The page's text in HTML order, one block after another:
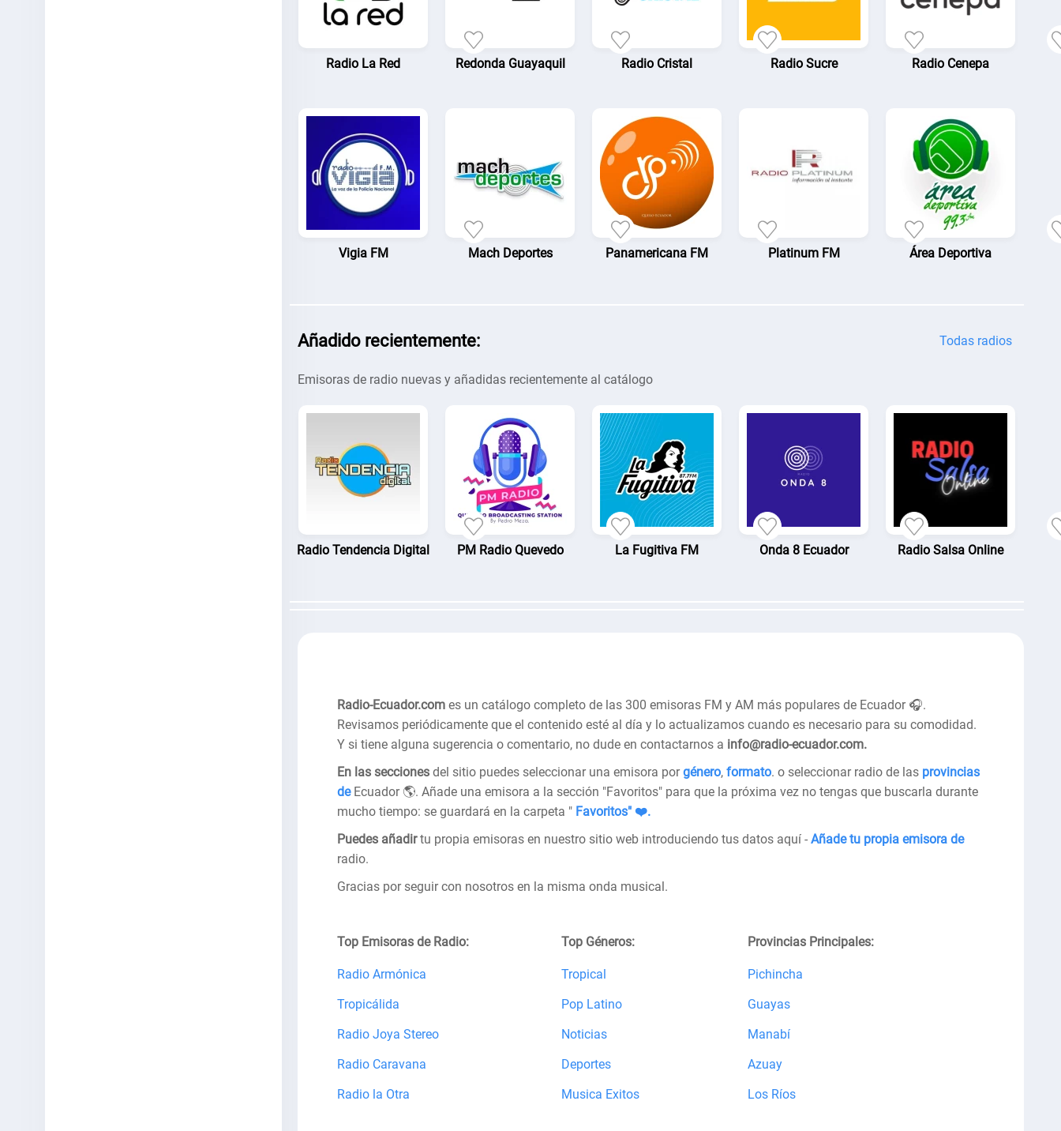
Radio La Red Redonda Guayaquil Radio Cristal Radio Sucre Radio Cenepa
Vigia FM Mach Deportes Panamericana FM Platinum FM Área Deportiva
Añadido recientemente: Todas radios
Emisoras de radio nuevas y añadidas recientemente al catálogo
Radio Tendencia Digital PM Radio Quevedo La Fugitiva FM Onda 8 Ecuador Radio Salsa Online
Radio-Ecuador.com es un catálogo completo de las 300 emisoras FM y AM más populares de Ecuador 🎧.
Revisamos periódicamente que el contenido esté al día y lo actualizamos cuando es necesario para su comodidad.
Y si tiene alguna sugerencia o comentario, no dude en contactarnos a info@radio-ecuador.com.
En las secciones del sitio puedes seleccionar una emisora porgénero, formato. o seleccionar radio de las provincias
deEcuador 🌎. Añade una emisora a la sección "Favoritos" para que la próxima vez no tengas que buscarla durante
mucho tiempo: se guardará en la carpeta " Favoritos" ❤️.
Puedes añadirtu propia emisoras en nuestro sitio web introduciendo tus datos aquí - Añade tu propia emisora de
radio.
Gracias por seguir con nosotros en la misma onda musical.
Top Emisoras de Radio: Top Géneros: Provincias Principales:
Radio Armónica Tropical
Pichincha
Tropicálida
Pop Latino
Guayas
Radio Joya Stereo
Noticias
Manabí
Radio Caravana
Deportes
Azuay
Radio la Otra
Musica Exitos Los Ríos